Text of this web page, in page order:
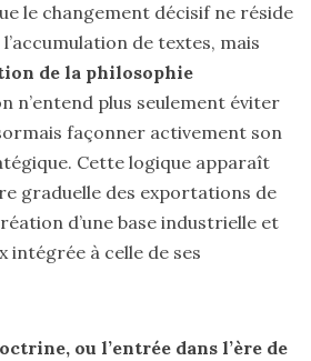
le changement décisif ne réside
de textes, mais
de la philosophie
n’entend plus seulement éviter
façonner activement son
Cette logique apparaît
graduelle des exportations de
d’une base industrielle et
intégrée à celle de ses
ou l’entrée dans l’ère de